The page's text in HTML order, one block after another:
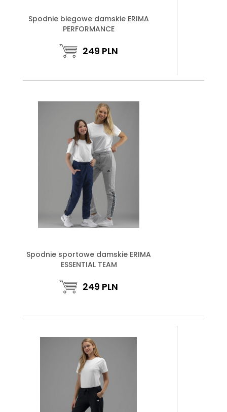
Spodnie biegowe damskie ERIMA
PERFORMANCE
249 PLN
Spodnie sportowe damskie ERIMA
ESSENTIAL TEAM
249 PLN